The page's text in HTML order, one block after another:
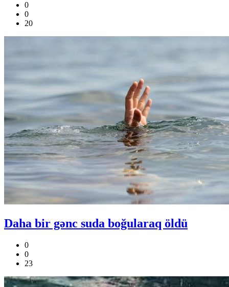
0
0
20
Daha bir gənc suda boğularaq öldü
0
0
23